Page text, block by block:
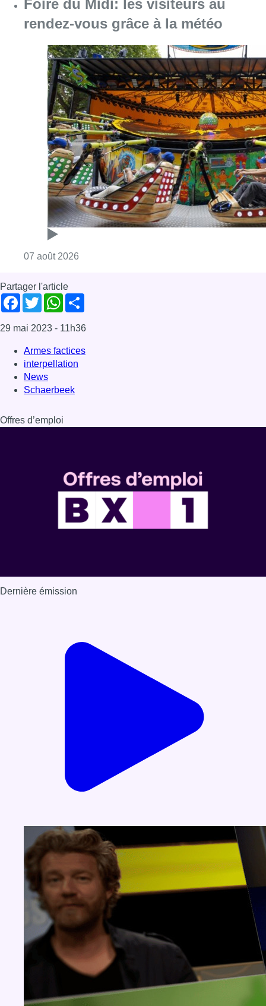
Foire du Midi: les visiteurs au
rendez-vous grâce à la météo
07 août 2026
Partager l'article
Facebook
TwitterWhatsApp
29 mai 2023 - 11h36
Armes factices
interpellation
News
Schaerbeek
Offres d’emploi
Dernière émission